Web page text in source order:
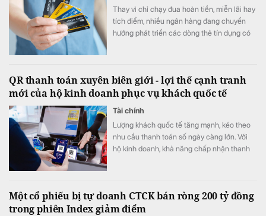
Thay vì chỉ chạy đua hoàn tiền, miễn lãi hay
tích điểm, nhiều ngân hàng đang chuyển
hướng phát triển các dòng thẻ tín dụng có
nghiệm được kỳ vọng sẽ trở thành lợi thế
cạnh tranh mới của thị trường thẻ trong giai
QR thanh toán xuyên biên giới - lợi thế cạnh tranh
mới của hộ kinh doanh phục vụ khách quốc tế
Tài chính
Lượng khách quốc tế tăng mạnh, kéo theo
nhu cầu thanh toán số ngày càng lớn. Với
hộ kinh doanh, khả năng chấp nhận thanh
Một cổ phiếu bị tự doanh CTCK bán ròng 200 tỷ đồng
trong phiên Index giảm điểm